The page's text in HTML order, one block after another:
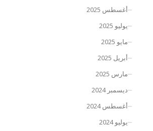
أغسطس 2025
يوليو 2025
مايو 2025
أبريل 2025
مارس 2025
ديسمبر 2024
أغسطس 2024
يوليو 2024